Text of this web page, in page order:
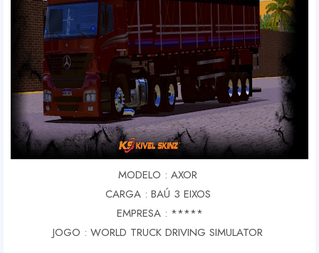
MODELO : AXOR
CARGA : BAÚ 3 EIXOS
EMPRESA : *****
JOGO : WORLD TRUCK DRIVING SIMULATOR